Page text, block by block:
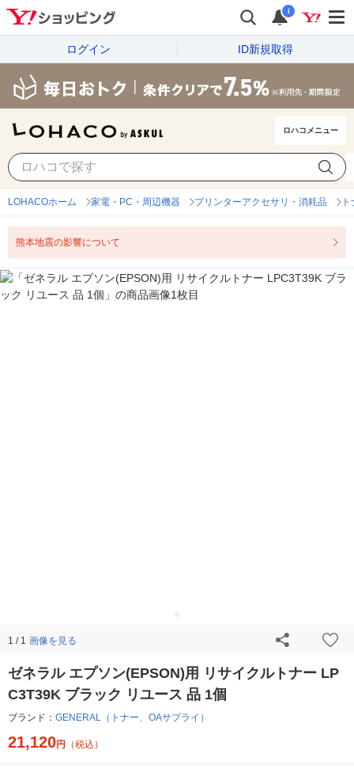
i
ログイン ID新規取得
ロハコメニュー
LOHACOホーム 家電・PC・周辺機器 プリンターアクセサリ・消耗品
熊本地震の影響について
1 / 1 画像を見る
ゼネラル エプソン(EPSON)用 リサイクルトナー LP
C3T39K ブラック リユース 品 1個
ブランド： GENERAL（トナー、OAサプライ）
21,120円 （税込）